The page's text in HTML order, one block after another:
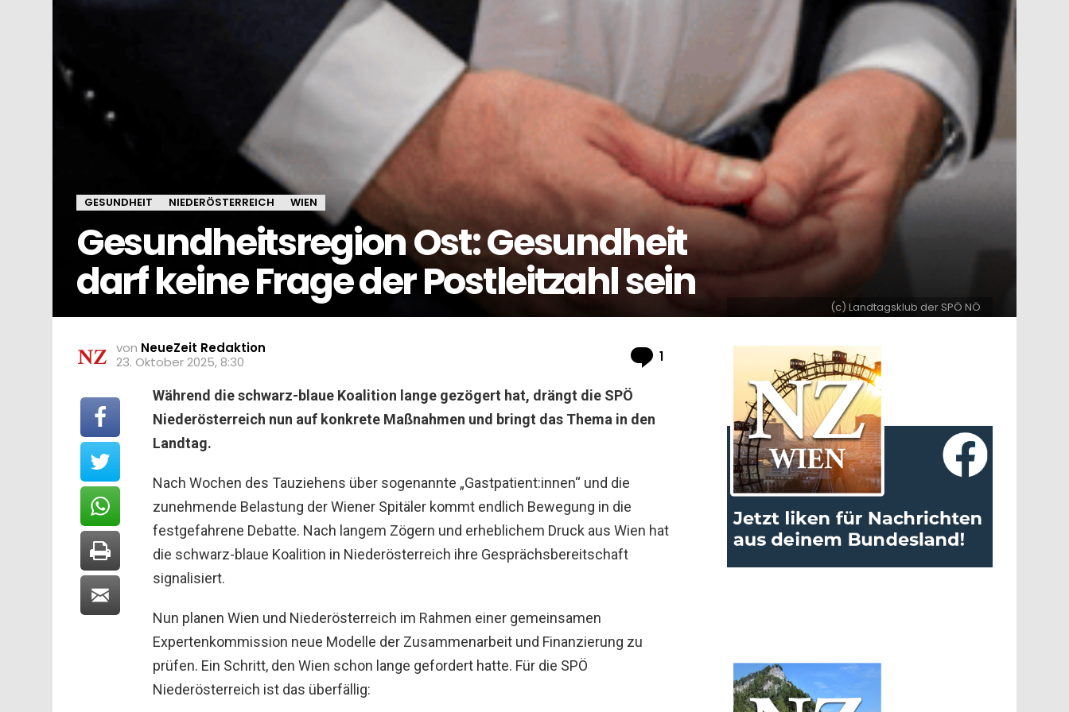
GESUNDHEIT NIEDERÖSTERREICH WIEN
Gesundheitsregion Ost: Gesundheit
darf keine Frage der Postleitzahl sein
(c) Landtagsklub der SPÖ NÖ
von NeueZeit Redaktion
23. Oktober 2025, 8:30
1 Kommentar
Während die schwarz-blaue Koalition lange gezögert hat, drängt die SPÖ
Niederösterreich nun auf konkrete Maßnahmen und bringt das Thema in den
Landtag.
Nach Wochen des Tauziehens über sogenannte „Gastpatient:innen“ und die
zunehmende Belastung der Wiener Spitäler kommt endlich Bewegung in die
festgefahrene Debatte. Nach langem Zögern und erheblichem Druck aus Wien hat
die schwarz-blaue Koalition in Niederösterreich ihre Gesprächsbereitschaft
signalisiert.
Nun planen Wien und Niederösterreich im Rahmen einer gemeinsamen
Expertenkommission neue Modelle der Zusammenarbeit und Finanzierung zu
prüfen. Ein Schritt, den Wien schon lange gefordert hatte. Für die SPÖ
Niederösterreich ist das überfällig: